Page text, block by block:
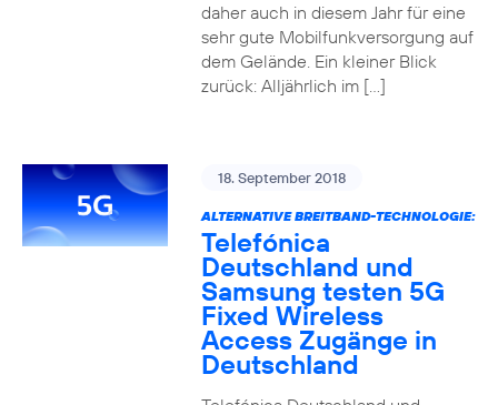
daher auch in diesem Jahr für eine
sehr gute Mobilfunkversorgung auf
dem Gelände. Ein kleiner Blick
zurück: Alljährlich im […]
18. September 2018
ALTERNATIVE BREITBAND-TECHNOLOGIE:
Telefónica
Deutschland und
Samsung testen 5G
Fixed Wireless
Access Zugänge in
Deutschland